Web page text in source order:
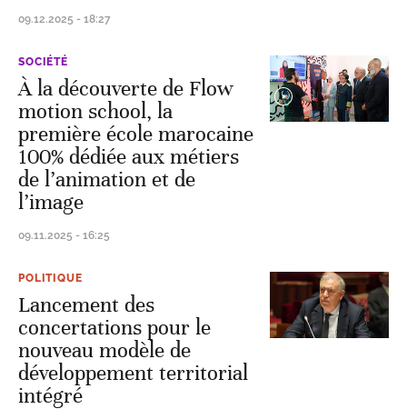
09.12.2025 - 18:27
SOCIÉTÉ
À la découverte de Flow
motion school, la
première école marocaine
100% dédiée aux métiers
de l’animation et de
l’image
09.11.2025 - 16:25
POLITIQUE
Lancement des
concertations pour le
nouveau modèle de
développement territorial
intégré